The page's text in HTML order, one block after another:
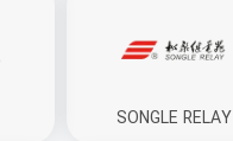
SONGLE RELAY